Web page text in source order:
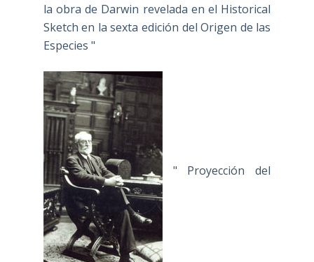
la obra de Darwin revelada en el Historical
Sketch en la sexta edición del Origen de las
Especies "
" Proyección del